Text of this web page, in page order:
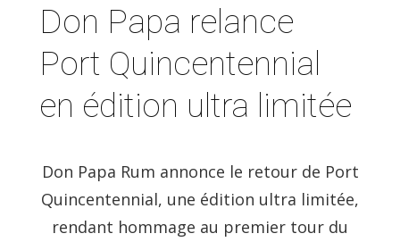
Don Papa relance
Port Quincentennial
en édition ultra limitée
Don Papa Rum annonce le retour de Port
Quincentennial, une édition ultra limitée,
rendant hommage au premier tour du